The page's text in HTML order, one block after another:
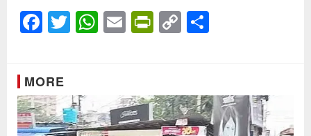
Facebook
Twitter
WhatsApp
EmailPrintFriendly
Copy
Link
MORE